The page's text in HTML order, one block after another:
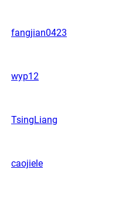
fangjian0423
wyp12
TsingLiang
caojiele